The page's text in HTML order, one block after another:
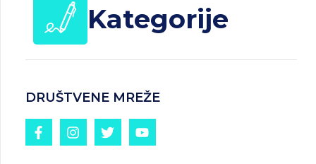
Kategorije
DRUŠTVENE MREŽE